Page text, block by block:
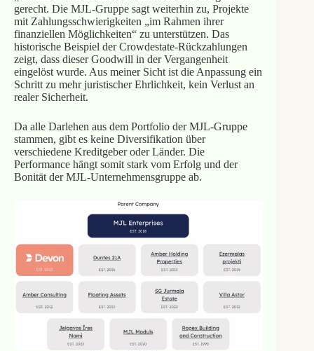
gerecht. Die MJL-Gruppe sagt weiterhin zu, Projekte
mit Zahlungsschwierigkeiten „im Rahmen ihrer
finanziellen Möglichkeiten“ zu unterstützen. Das
historische Beispiel der Crowdestate-Rückzahlungen
zeigt, dass dieser Goodwill in der Vergangenheit
eingelöst wurde. Aus meiner Sicht ist die Anpassung ein
Schritt zu mehr juristischer Ehrlichkeit, kein Verlust an
realer Sicherheit.
Da alle Darlehen aus dem Portfolio der MJL-Gruppe
stammen, gibt es keine Diversifikation über
verschiedene Kreditgeber oder Länder. Die
Performance hängt somit stark vom Erfolg und der
Bonität der MJL-Unternehmensgruppe ab.